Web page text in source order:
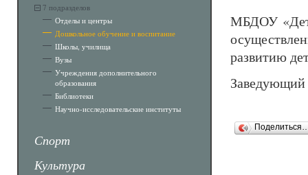
7 подразделов
Отделы и центры
Дошкольное обучение и воспитание
Школы, училища
Вузы
Учреждения дополнительного
образования
Библиотеки
Научно-исследовательские институты
Спорт
Культура
МБДОУ
развитию